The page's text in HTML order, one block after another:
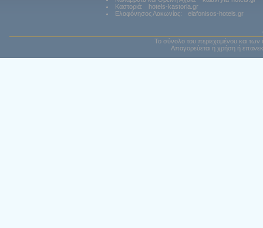
Καστοριά:
hotels-kastoria.gr
Ελαφόνησος Λακωνίας:
elafonisos-hotels.gr
Το σύνολο του περιεχομένου και των
Απαγορεύεται η χρήση ή